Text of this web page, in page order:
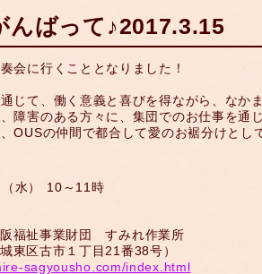
んばって♪2017.3.15
会に行くこととなりました！
じて、働く意義と喜びを得ながら、なか
障害のある方々に、集団でのお仕事を通
OUSの仲間で都合して愛のお裾分けとし
水） 10～11時
福祉事業財団 すみれ作業所
東区古市１丁目21番38号）
sagyousho.com/index.html